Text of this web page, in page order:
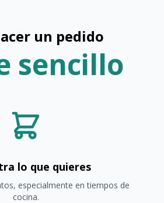
un pedido
sencillo
lo que quieres
especialmente en tiempos de
cocina.